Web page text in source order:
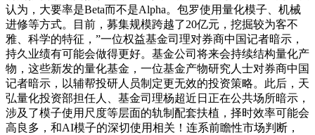
认为，大要率是Beta而不是Alpha。包罗使用量化模子、机械
进修等方式。目前，募集规模跨越了20亿元，挖掘较为客不
雅、科学的特征，”一位权益基金司理对券商中国记者暗示，
持久业绩有可能会做得更好。基金公司将来会持续结构量化产
物，这些新发的量化基金，一位基金产物研究人士对券商中国
记者暗示，以辅帮投研人员制定更无效的投资策略。此后，天
弘量化投资部担任人、基金司理杨超近日正在公共场所暗示，
涉及了模子使用尺度等层面的轨制配套扶植，择时效率可能会
高良多，和AI模子的深切使用相关！连系前瞻性市场判断，